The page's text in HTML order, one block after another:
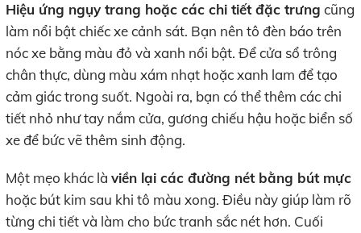
Hiệu ứng ngụy trang hoặc các chi tiết đặc trưng cũng
làm nổi bật chiếc xe cảnh sát. Bạn nên tô đèn báo trên
nóc xe bằng màu đỏ và xanh nổi bật. Để cửa sổ trông
chân thực, dùng màu xám nhạt hoặc xanh lam để tạo
cảm giác trong suốt. Ngoài ra, bạn có thể thêm các chi
tiết nhỏ như tay nắm cửa, gương chiếu hậu hoặc biển số
xe để bức vẽ thêm sinh động.
Một mẹo khác là viền lại các đường nét bằng bút mực
hoặc bút kim sau khi tô màu xong. Điều này giúp làm rõ
từng chi tiết và làm cho bức tranh sắc nét hơn. Cuối